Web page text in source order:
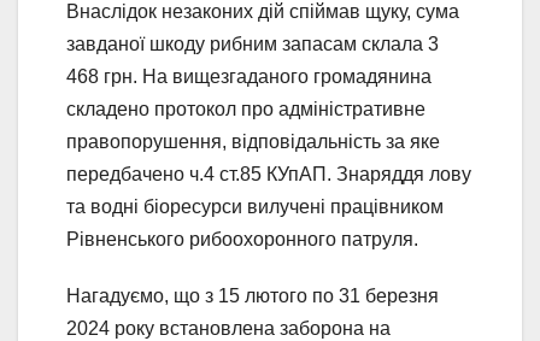
Внаслідок незаконих дій спіймав щуку, сума
завданої шкоду рибним запасам склала 3
468 грн. На вищезгаданого громадянина
складено протокол про адміністративне
правопорушення, відповідальність за яке
передбачено ч.4 ст.85 КУпАП. Знаряддя лову
та водні біоресурси вилучені працівником
Рівненського рибоохоронного патруля.
Нагадуємо, що з 15 лютого по 31 березня
2024 року встановлена заборона на